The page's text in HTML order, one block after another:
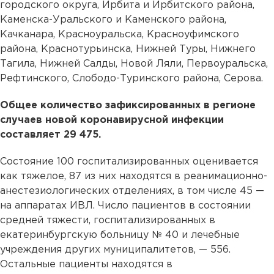
городского округа, Ирбита и Ирбитского района,
Каменска-Уральского и Каменского района,
Качканара, Красноуральска, Красноуфимского
района, Краснотурьинска, Нижней Туры, Нижнего
Тагила, Нижней Салды, Новой Ляли, Первоуральска,
Рефтинского, Слободо-Туринского района, Серова.
Общее количество зафиксированных в регионе
случаев новой коронавирусной инфекции
составляет 29 475.
Состояние 100 госпитализированных оценивается
как тяжелое, 87 из них находятся в реанимационно-
анестезиологических отделениях, в том числе 45 —
на аппаратах ИВЛ. Число пациентов в состоянии
средней тяжести, госпитализированных в
екатеринбургскую больницу № 40 и лечебные
учреждения других муниципалитетов, — 556.
Остальные пациенты находятся в